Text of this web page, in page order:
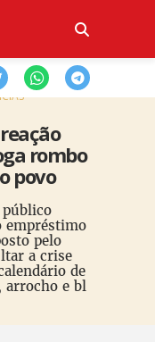
rombo
povo
empréstimo
pelo
a crise
de
arrocho e bl